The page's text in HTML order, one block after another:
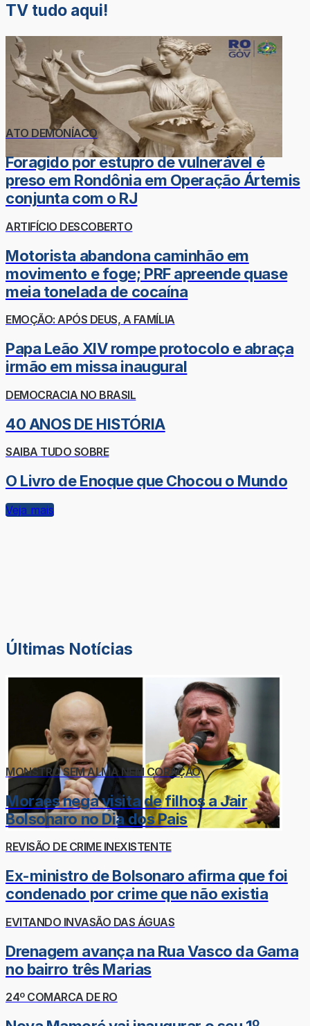
TV tudo aqui!
ATO DEMONÍACO
Foragido por estupro de vulnerável é
preso em Rondônia em Operação Ártemis
conjunta com o RJ
ARTIFÍCIO DESCOBERTO
Motorista abandona caminhão em
movimento e foge; PRF apreende quase
meia tonelada de cocaína
EMOÇÃO: APÓS DEUS, A FAMÍLIA
Papa Leão XIV rompe protocolo e abraça
irmão em missa inaugural
DEMOCRACIA NO BRASIL
40 ANOS DE HISTÓRIA
SAIBA TUDO SOBRE
O Livro de Enoque que Chocou o Mundo
Veja mais
Últimas Notícias
MONSTRO SEM ALMA NEM CORAÇÃO
Moraes nega visita de filhos a Jair
Bolsonaro no Dia dos Pais
REVISÃO DE CRIME INEXISTENTE
Ex-ministro de Bolsonaro afirma que foi
condenado por crime que não existia
EVITANDO INVASÃO DAS ÁGUAS
Drenagem avança na Rua Vasco da Gama
no bairro três Marias
24º COMARCA DE RO